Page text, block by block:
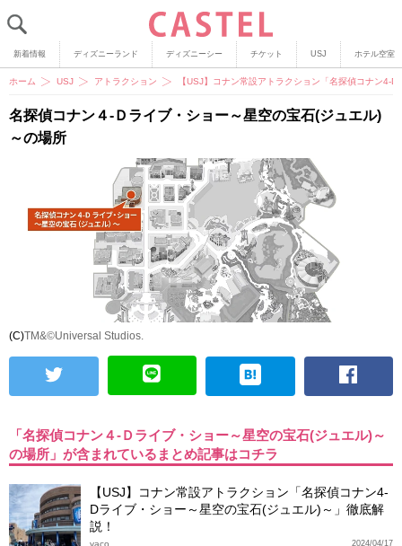
新着情報 ディズニーランド ディズニーシー チケット USJ ホテル空室
ホーム USJ アトラクション 【USJ】コナン常設アトラクション「名探偵コナン4-
名探偵コナン４-Ｄライブ・ショー～星空の宝石(ジュエル)
～の場所
(C)TM&©Universal Studios.
「名探偵コナン４-Ｄライブ・ショー～星空の宝石(ジュエル)～
の場所」が含まれているまとめ記事はコチラ
【USJ】コナン常設アトラクション「名探偵コナン4-
Dライブ・ショー～星空の宝石(ジュエル)～」徹底解
説！
2024/04/17
yaco